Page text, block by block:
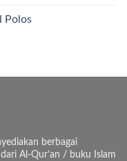
Polos
berbagai
Al-Qur’an / buku Islam